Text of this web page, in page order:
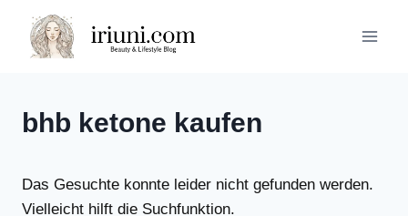
Inhalt
springen
bhb ketone kaufen
Das Gesuchte konnte leider nicht gefunden werden.
Vielleicht hilft die Suchfunktion.